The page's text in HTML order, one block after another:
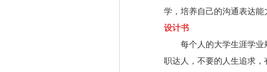
学，培养自己的沟通表达
设计书
每个人的大学生涯学业
职达人，不要的人生追求